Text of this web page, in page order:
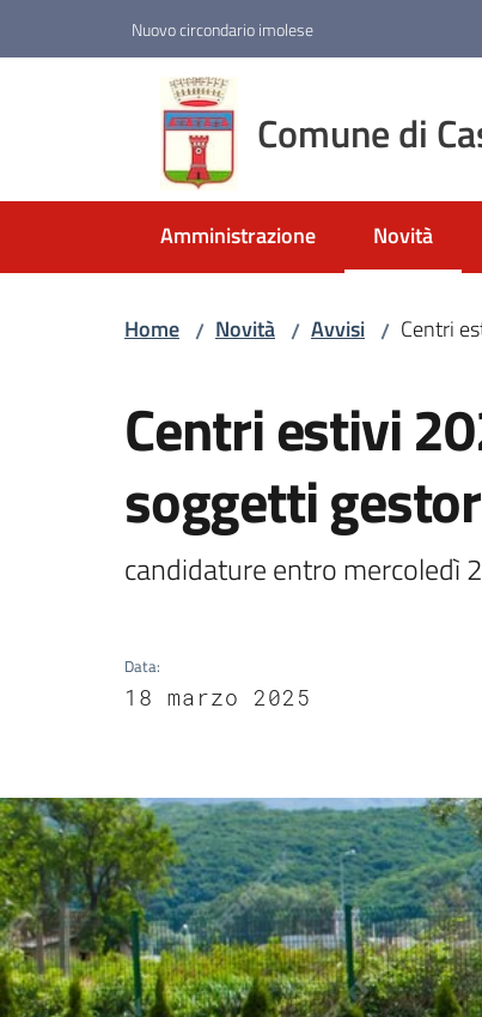
Nuovo circondario imolese
Comune di
Amministrazione Novità
Menu
Home / Novità / Avvisi / Centri
Centri estivi
soggetti
candidature entro mercoledì
Data:
18 marzo 2025